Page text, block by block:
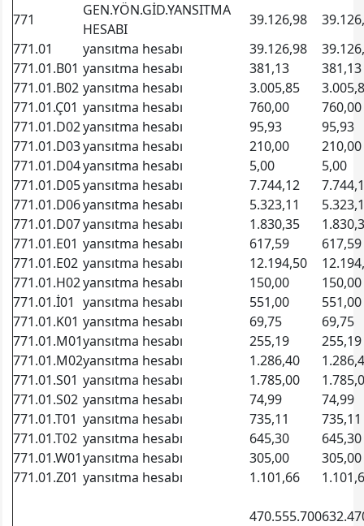
771
GEN.YÖN.GİD.YANSITMA
HESABI
39.126,98
771.01
yansıtma hesabı 39.126,98
771.01.B01 yansıtma hesabı 381,13
381,13
771.01.B02 yansıtma hesabı 3.005,85
771.01.Ç01 yansıtma hesabı 760,00
760,00
771.01.D02yansıtma hesabı 95,93
95,93
771.01.D03yansıtma hesabı 210,00
210,00
771.01.D04yansıtma hesabı 5,00
5,00
771.01.D05yansıtma hesabı 7.744,12
771.01.D06yansıtma hesabı 5.323,11
771.01.D07yansıtma hesabı 1.830,35
771.01.E01 yansıtma hesabı 617,59
617,59
771.01.E02 yansıtma hesabı 12.194,50
771.01.H02yansıtma hesabı 150,00
150,00
771.01.İ01 yansıtma hesabı 551,00
551,00
771.01.K01 yansıtma hesabı 69,75
69,75
771.01.M01yansıtma hesabı 255,19
255,19
771.01.M02yansıtma hesabı 1.286,40
771.01.S01 yansıtma hesabı 1.785,00
771.01.S02 yansıtma hesabı 74,99
74,99
771.01.T01 yansıtma hesabı 735,11
735,11
771.01.T02 yansıtma hesabı 645,30
645,30
771.01.W01yansıtma hesabı 305,00
305,00
771.01.Z01 yansıtma hesabı 1.101,66
470.555.700